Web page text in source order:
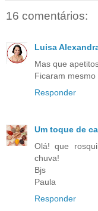
16 comentários:
Luisa
Mas que
Ficaram
Responder
Um toque de
Olá! que
chuva!
Bjs
Paula
Responder